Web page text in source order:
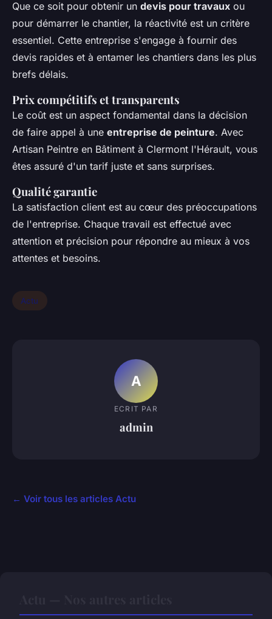
Que ce soit pour obtenir un devis pour travaux ou
pour démarrer le chantier, la réactivité est un critère
essentiel. Cette entreprise s'engage à fournir des
devis rapides et à entamer les chantiers dans les plus
brefs délais.
Prix compétitifs et transparents
Le coût est un aspect fondamental dans la décision
de faire appel à une entreprise de peinture. Avec
Artisan Peintre en Bâtiment à Clermont l'Hérault, vous
êtes assuré d'un tarif juste et sans surprises.
Qualité garantie
La satisfaction client est au cœur des préoccupations
de l'entreprise. Chaque travail est effectué avec
attention et précision pour répondre au mieux à vos
attentes et besoins.
Actu
A
ECRIT PAR
admin
← Voir tous les articles Actu